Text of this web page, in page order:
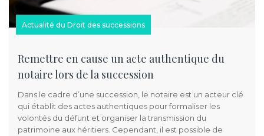
Actualité du Droit des successions
Remettre en cause un acte authentique du
notaire lors de la succession
Dans le cadre d’une succession, le notaire est un acteur clé
qui établit des actes authentiques pour formaliser les
volontés du défunt et organiser la transmission du
patrimoine aux héritiers. Cependant, il est possible de